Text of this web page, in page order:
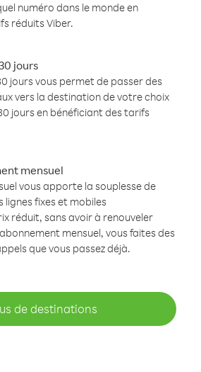
numéro dans le monde en
réduits Viber.
jours
jours vous permet de passer des
vers la destination de votre choix
jours en bénéficiant des tarifs
mensuel
vous apporte la souplesse de
lignes fixes et mobiles
réduit, sans avoir à renouveler
mensuel, vous faites des
que vous passez déjà.
de destinations